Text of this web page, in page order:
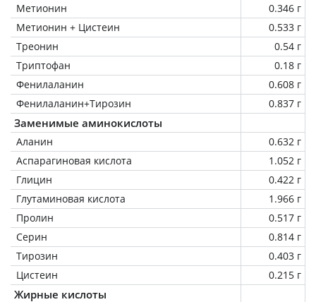
Метионин
0.346 г
Метионин + Цистеин
0.533 г
Треонин
0.54 г
Триптофан
0.18 г
Фенилаланин
0.608 г
Фенилаланин+Тирозин
0.837 г
Заменимые аминокислоты
Аланин
0.632 г
Аспарагиновая кислота
1.052 г
Глицин
0.422 г
Глутаминовая кислота
1.966 г
Пролин
0.517 г
Серин
0.814 г
Тирозин
0.403 г
Цистеин
0.215 г
Жирные кислоты